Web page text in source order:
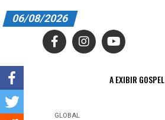
A EXIBIR GOSPEL
06/08/2026
A EXIBIR GOSPEL
GLOBAL